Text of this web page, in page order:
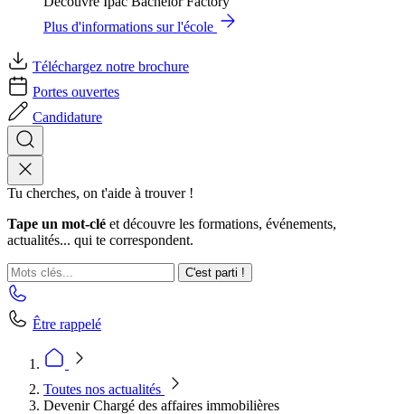
Plus d'informations sur l'école
Téléchargez notre brochure
Portes ouvertes
Candidature
Tu cherches, on t'aide à trouver !
Tape un mot-clé et découvre les formations, événements,
actualités... qui te correspondent.
C'est parti !
Être rappelé
Toutes nos actualités
Devenir Chargé des affaires immobilières